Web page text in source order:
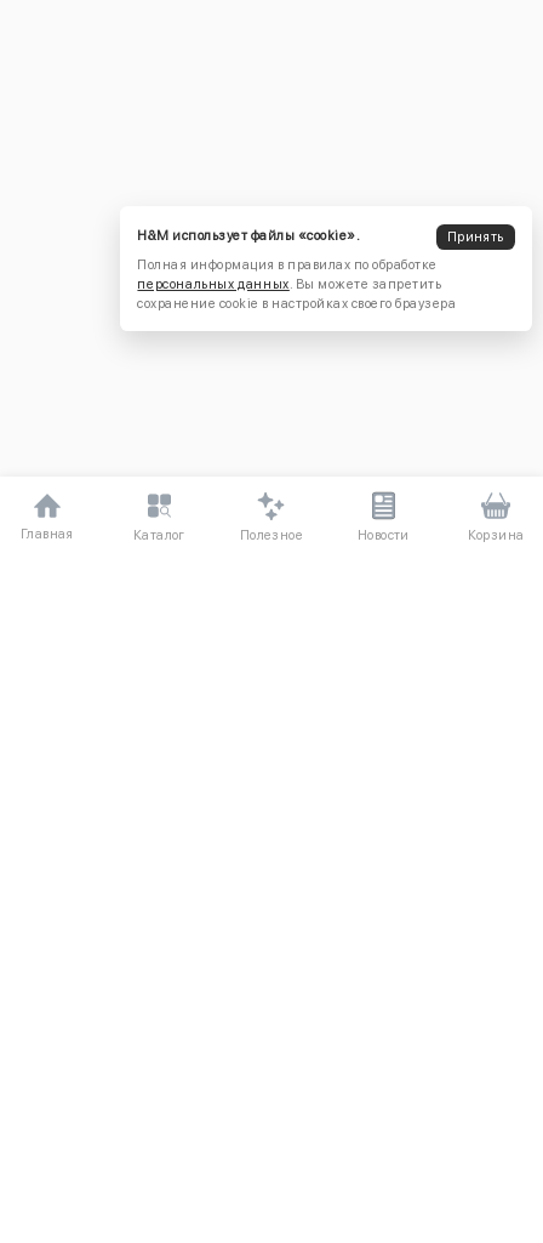
Главная Каталог Полезное Новости Корзина
H&M использует файлы «cookie».
Принять
Полная информация в правилах по обработке
персональных данных. Вы можете запретить
сохранение cookie в настройках своего браузера